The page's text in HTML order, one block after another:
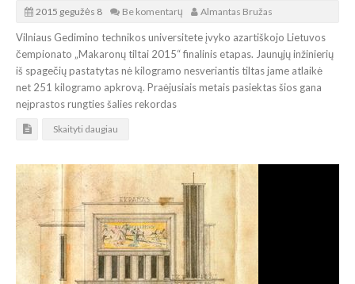
2015 gegužės 8 Be komentarų Almantas Bružas
Vilniaus Gedimino technikos universitete įvyko azartiškojo Lietuvos
čempionato „Makaronų tiltai 2015“ finalinis etapas. Jaunųjų inžinierių
iš spagečių pastatytas nė kilogramo nesveriantis tiltas jame atlaikė
net 251 kilogramo apkrovą. Praėjusiais metais pasiektas šios gana
neįprastos rungties šalies rekordas
Skaityti daugiau